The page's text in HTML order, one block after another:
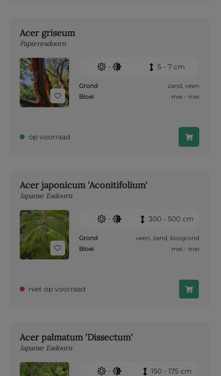
Acer griseum
Papieresdoorn
- 5 - 7 cm
Grond zand, veen
Bloei
mei - mei
op voorraad
Acer japonicum 'Aconitifolium'
Japanse Esdoorn
- 300 - 500 cm
Grond veen, zand, bosgrond
Bloei
mei - mei
niet op voorraad
Acer palmatum 'Dissectum'
Japanse Esdoorn
- 150 - 175 cm